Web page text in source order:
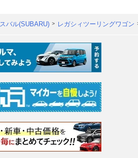
スバル(SUBARU) レガシィツーリングワゴン